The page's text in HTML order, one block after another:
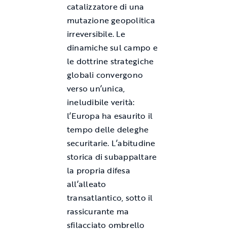
catalizzatore di una
mutazione geopolitica
irreversibile. Le
dinamiche sul campo e
le dottrine strategiche
globali convergono
verso un’unica,
ineludibile verità:
l’Europa ha esaurito il
tempo delle deleghe
securitarie. L’abitudine
storica di subappaltare
la propria difesa
all’alleato
transatlantico, sotto il
rassicurante ma
sfilacciato ombrello